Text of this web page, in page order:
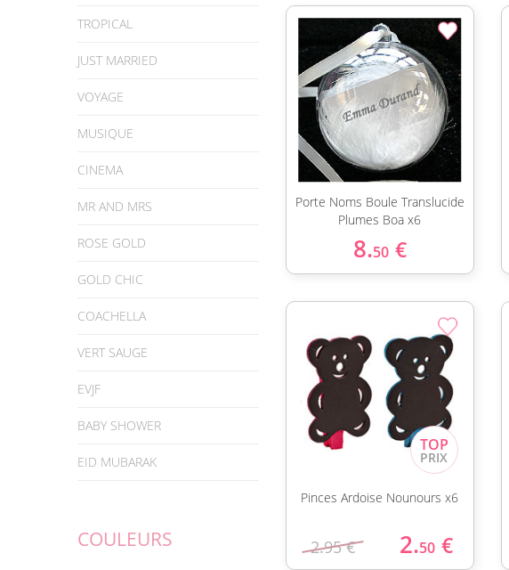
TROPICAL
JUST MARRIED
VOYAGE
MUSIQUE
CINEMA
MR AND MRS
ROSE GOLD
GOLD CHIC
COACHELLA
VERT SAUGE
EVJF
BABY SHOWER
EID MUBARAK
COULEURS
Porte Noms Boule Translucide
Plumes Boa x6
8.50 €
Pinces Ardoise Nounours x6
2.95 € 2.50 €